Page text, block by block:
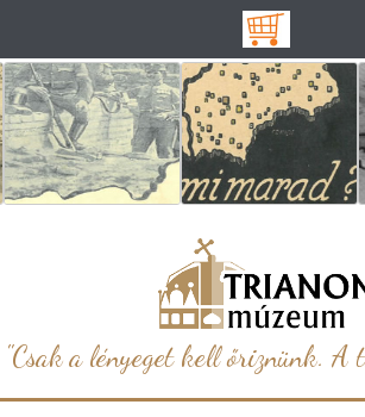
"Csak a lényeget kell őriznünk. A